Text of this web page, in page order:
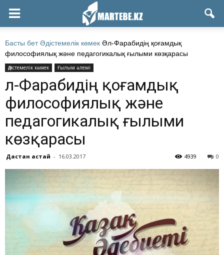
Басты бет Әдістемелік көмек Әл-Фарабидің қоғамдық
философиялық және педагогикалық ғылыми көзқарасы
Әдістемелік көмек Ғылым әлемі
Әл-Фарабидің қоғамдық
философиялық және
педагогикалық ғылыми
көзқарасы
Дастан Қастай - 16.03.2017 0
4939